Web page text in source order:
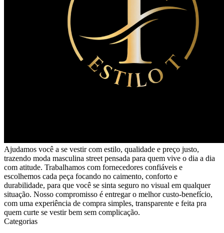
Ajudamos você a se vestir com estilo, qualidade e preço justo,
trazendo moda masculina street pensada para quem vive o dia a dia
com atitude. Trabalhamos com fornecedores confiáveis e
escolhemos cada peça focando no caimento, conforto e
durabilidade, para que você se sinta seguro no visual em qualquer
situação. Nosso compromisso é entregar o melhor custo-benefício,
com uma experiência de compra simples, transparente e feita pra
quem curte se vestir bem sem complicação.
Categorias